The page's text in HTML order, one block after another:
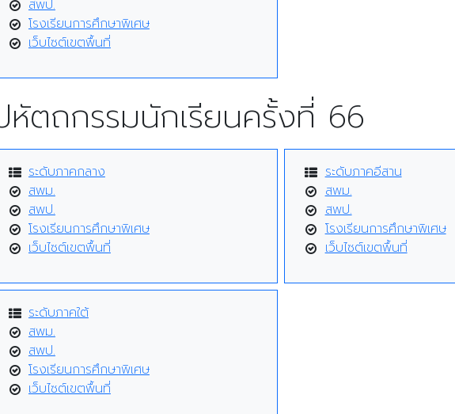
สพป.
โรงเรียนการศึกษาพิเศษ
เว็บไซต์เขตพื้นที่
หัตถกรรมนักเรียนครั้งที่ 66
ระดับภาคกลาง
สพม.
สพป.
โรงเรียนการศึกษาพิเศษ
เว็บไซต์เขตพื้นที่
ระดับภาคอีสาน
สพม.
สพป.
โรงเรียนการศึกษาพิเศษ
เว็บไซต์เขตพื้นที่
ระดับภาคใต้
สพม.
สพป.
โรงเรียนการศึกษาพิเศษ
เว็บไซต์เขตพื้นที่